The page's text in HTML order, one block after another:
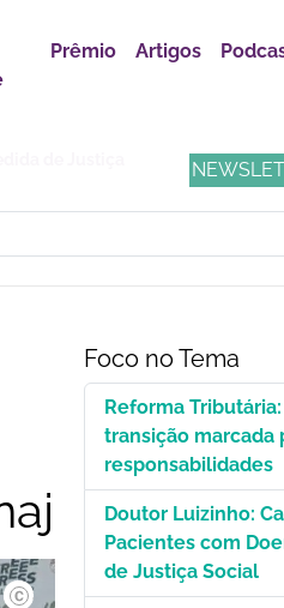
Prêmio Artigos
©Sindicato dos Jornalistas da Palestina./
Foco no Tema
Reforma
transição marcada
responsabilidades
Doutor Luizinho:
Pacientes com
de Justiça Social